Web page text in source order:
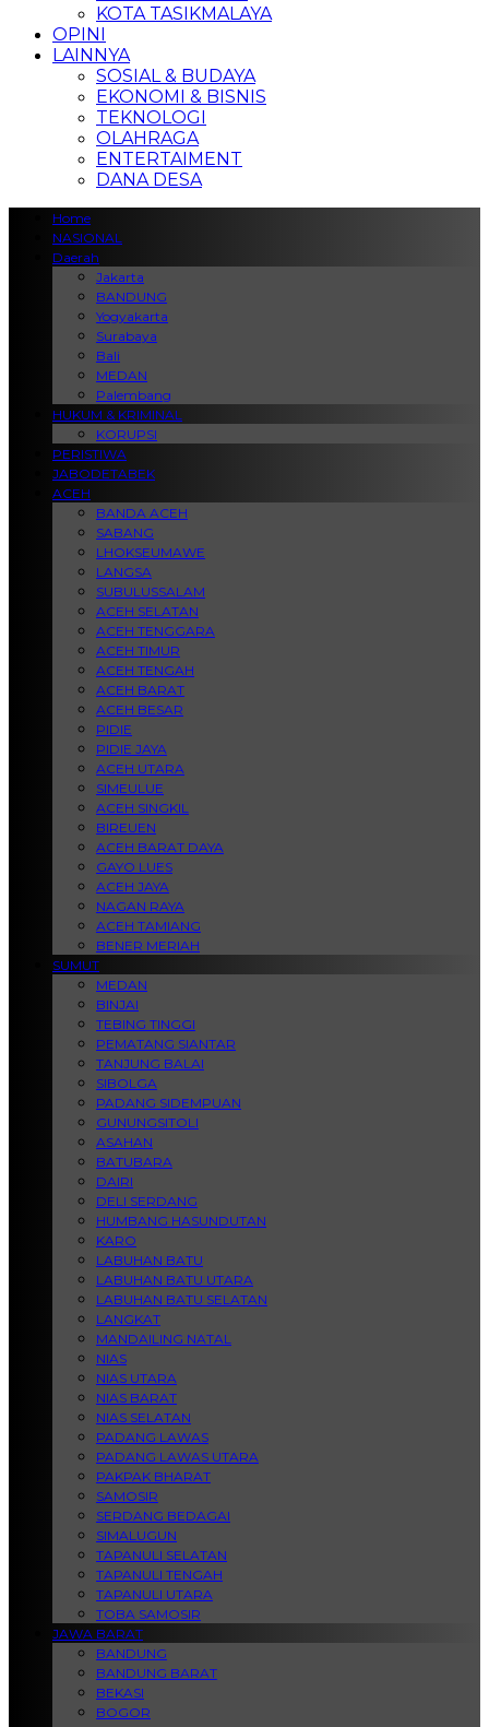
KOTA TASIKMALAYA
OPINI
LAINNYA
SOSIAL & BUDAYA
EKONOMI & BISNIS
TEKNOLOGI
OLAHRAGA
ENTERTAIMENT
DANA DESA
Home
NASIONAL
Daerah
Jakarta
BANDUNG
Yogyakarta
Surabaya
Bali
MEDAN
Palembang
HUKUM & KRIMINAL
KORUPSI
PERISTIWA
JABODETABEK
ACEH
BANDA ACEH
SABANG
LHOKSEUMAWE
LANGSA
SUBULUSSALAM
ACEH SELATAN
ACEH TENGGARA
ACEH TIMUR
ACEH TENGAH
ACEH BARAT
ACEH BESAR
PIDIE
PIDIE JAYA
ACEH UTARA
SIMEULUE
ACEH SINGKIL
BIREUEN
ACEH BARAT DAYA
GAYO LUES
ACEH JAYA
NAGAN RAYA
ACEH TAMIANG
BENER MERIAH
SUMUT
MEDAN
BINJAI
TEBING TINGGI
PEMATANG SIANTAR
TANJUNG BALAI
SIBOLGA
PADANG SIDEMPUAN
GUNUNGSITOLI
ASAHAN
BATUBARA
DAIRI
DELI SERDANG
HUMBANG HASUNDUTAN
KARO
LABUHAN BATU
LABUHAN BATU UTARA
LABUHAN BATU SELATAN
LANGKAT
MANDAILING NATAL
NIAS
NIAS UTARA
NIAS BARAT
NIAS SELATAN
PADANG LAWAS
PADANG LAWAS UTARA
PAKPAK BHARAT
SAMOSIR
SERDANG BEDAGAI
SIMALUGUN
TAPANULI SELATAN
TAPANULI TENGAH
TAPANULI UTARA
TOBA SAMOSIR
JAWA BARAT
BANDUNG
BANDUNG BARAT
BEKASI
BOGOR